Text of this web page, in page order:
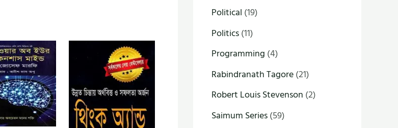
Political (19)
Politics(11)
Programming (4)
Rabindranath Tagore(21)
Robert Louis Stevenson (2)
Saimum Series(59)